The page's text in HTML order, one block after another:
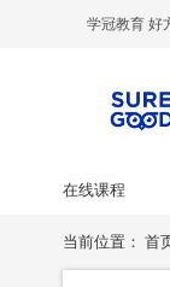
学冠教育 好
在线课程
当前位置： 首